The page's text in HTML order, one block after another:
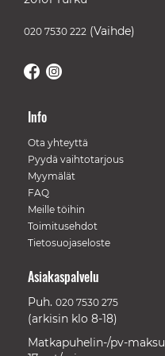
020 7530 222 (Vaihde)
Info
Ota yhteyttä
Pyydä vaihtotarjous
Myymälät
FAQ
Meille töihin
Toimitusehdot
Tietosuojaseloste
Asiakaspalvelu
Puh. 020 7530 275
(arkisin klo 8-18)
Matkapuhelin-/pv-maksu